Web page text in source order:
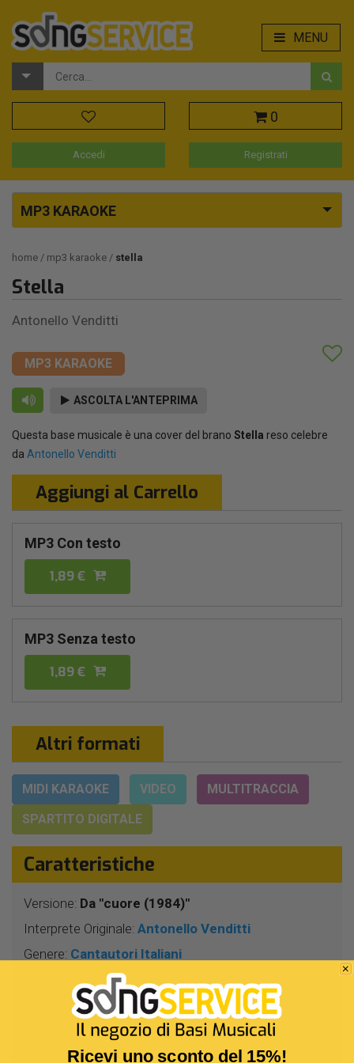
MENU
0
Accedi Registrati
MP3 KARAOKE
home mp3 karaoke stella
Stella
Antonello Venditti
MP3 KARAOKE
ASCOLTA L'ANTEPRIMA
Questa base musicale è una cover del brano Stella reso celebre
da Antonello Venditti
Aggiungi al Carrello
MP3 Con testo
1,89 €
MP3 Senza testo
1,89 €
Altri formati
MIDI KARAOKE VIDEO
MULTITRACCIA
SPARTITO DIGITALE
Caratteristiche
Versione: Da "cuore (1984)"
Interprete Originale: Antonello Venditti
Genere: Cantautori Italiani
A.Venditti
4 Min 0 Sec
Segnatura: 4/4
68
Ricevi uno sconto del 15%!